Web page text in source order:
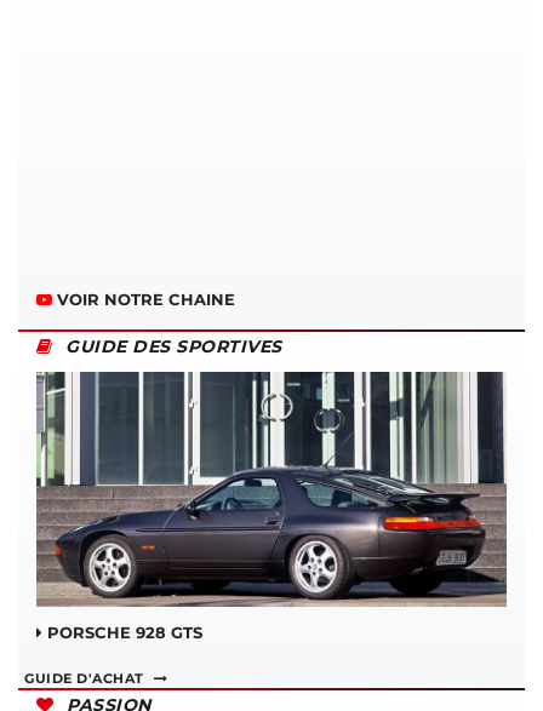
VOIR NOTRE CHAINE
GUIDE DES SPORTIVES
PORSCHE 928 GTS
GUIDE D'ACHAT
PASSION